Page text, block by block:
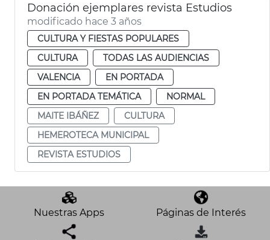
Donación ejemplares revista Estudios
modificado hace 3 años
CULTURA Y FIESTAS POPULARES
CULTURA
TODAS LAS AUDIENCIAS
VALENCIA
EN PORTADA
EN PORTADA TEMÁTICA
NORMAL
MAITE IBÁÑEZ
CULTURA
HEMEROTECA MUNICIPAL
REVISTA ESTUDIOS
Nuestras Apps Páginas de Interés